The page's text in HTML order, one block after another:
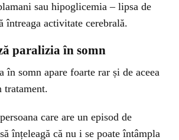
sau hipoglicemia – lipsa de
întreaga activitate cerebrală.
paralizia în somn
în somn apare foarte rar și de aceea
tratament.
care are un episod de
înțeleagă că nu i se poate întâmpla